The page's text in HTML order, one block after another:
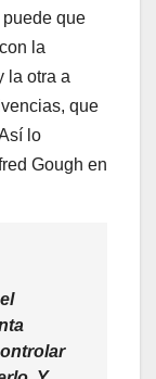
puede que
la
la otra a
que
lo
Gough en